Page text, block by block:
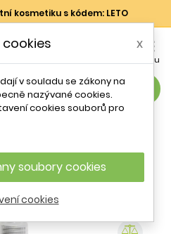
kosmetiku s kódem: LETO

Menu
search
Color Wow - 50
x
v souladu se zákony na
nazývané cookies.
cookies souborů pro
soubory cookies
cookies